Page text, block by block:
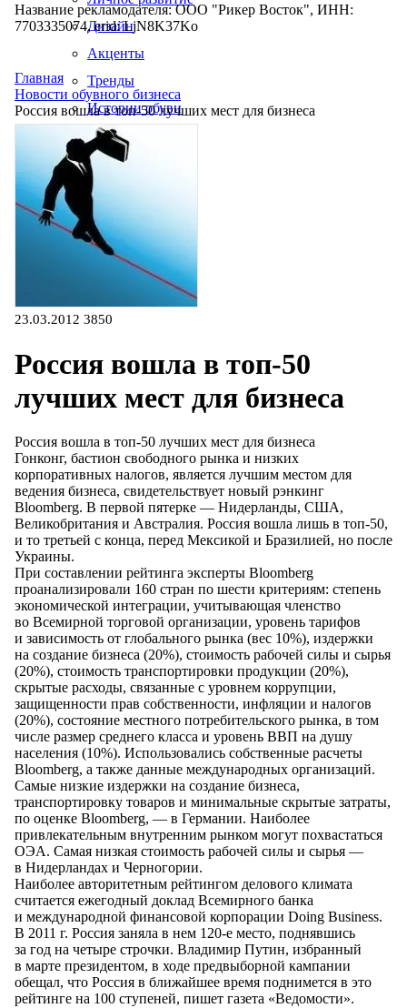
Дизайн
Акценты
Тренды
Истории обуви
Производство
Название рекламодателя: ООО "Рикер Восток", ИНН:
7703335074, erid: LjN8K37Ko
Главная
Новости обувного бизнеса
Россия вошла в топ-50 лучших мест для бизнеса
23.03.2012 3850
Россия вошла в топ-50
лучших мест для бизнеса
Россия вошла в топ-50 лучших мест для бизнеса
Гонконг, бастион свободного рынка и низких
корпоративных налогов, является лучшим местом для
ведения бизнеса, свидетельствует новый рэнкинг
Bloomberg. В первой пятерке — Нидерланды, США,
Великобритания и Австралия. Россия вошла лишь в топ-50,
и то третьей с конца, перед Мексикой и Бразилией, но после
Украины.
При составлении рейтинга эксперты Bloomberg
проанализировали 160 стран по шести критериям: степень
экономической интеграции, учитывающая членство
во Всемирной торговой организации, уровень тарифов
и зависимость от глобального рынка (вес 10%), издержки
на создание бизнеса (20%), стоимость рабочей силы и сырья
(20%), стоимость транспортировки продукции (20%),
скрытые расходы, связанные с уровнем коррупции,
защищенности прав собственности, инфляции и налогов
(20%), состояние местного потребительского рынка, в том
числе размер среднего класса и уровень ВВП на душу
населения (10%). Использовались собственные расчеты
Bloomberg, а также данные международных организаций.
Самые низкие издержки на создание бизнеса,
транспортировку товаров и минимальные скрытые затраты,
по оценке Bloomberg, — в Германии. Наиболее
привлекательным внутренним рынком могут похвастаться
ОЭА. Самая низкая стоимость рабочей силы и сырья —
в Нидерландах и Черногории.
Наиболее авторитетным рейтингом делового климата
считается ежегодный доклад Всемирного банка
и международной финансовой корпорации Doing Business.
В 2011 г. Россия заняла в нем 120-е место, поднявшись
за год на четыре строчки. Владимир Путин, избранный
в марте президентом, в ходе предвыборной кампании
обещал, что Россия в ближайшее время поднимется в это
рейтинге на 100 ступеней, пишет газета «Ведомости».